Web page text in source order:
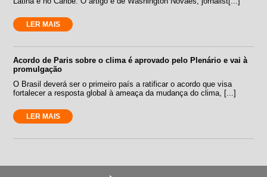
LER MAIS
Acordo de Paris sobre o clima é aprovado pelo Plenário e vai à
promulgação
O Brasil deverá ser o primeiro país a ratificar o acordo que visa
fortalecer a resposta global à ameaça da mudança do clima, [...]
LER MAIS